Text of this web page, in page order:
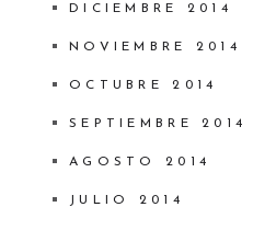
DICIEMBRE 2014
NOVIEMBRE 2014
OCTUBRE 2014
SEPTIEMBRE 2014
AGOSTO 2014
JULIO 2014